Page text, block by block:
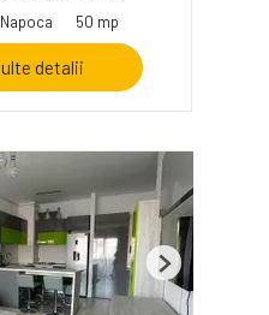
50 mp
detalii
Next